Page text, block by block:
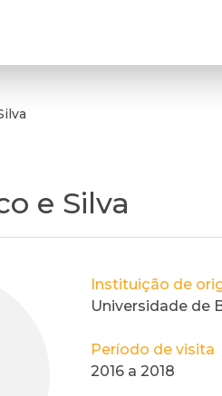
e Silva
Instituição de
Universidade de
Período de visita
2016 a 2018